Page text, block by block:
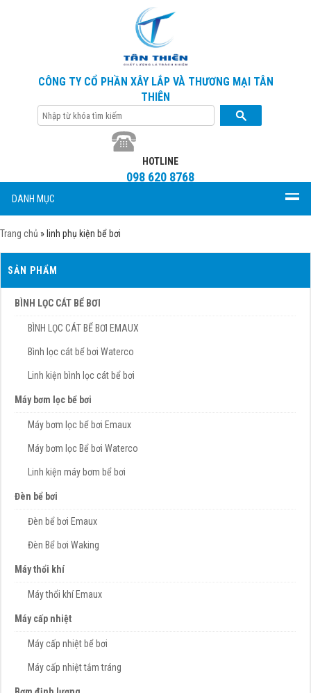
CÔNG TY CỔ PHẦN XÂY LẮP VÀ THƯƠNG MẠI TÂN
THIÊN
HOTLINE
098 620 8768
DANH MỤC
Trang chủ » linh phụ kiện bể bơi
SẢN PHẨM
BÌNH LỌC CÁT BỂ BƠI
BÌNH LỌC CÁT BỂ BƠI EMAUX
Bình lọc cát bể bơi Waterco
Linh kiện bình lọc cát bể bơi
Máy bơm lọc bể bơi
Máy bơm lọc bể bơi Emaux
Máy bơm lọc Bể bơi Waterco
Linh kiện máy bơm bể bơi
Đèn bể bơi
Đèn bể bơi Emaux
Đèn Bể bơi Waking
Máy thổi khí
Máy thổi khí Emaux
Máy cấp nhiệt
Máy cấp nhiệt bể bơi
Máy cấp nhiệt tắm tráng